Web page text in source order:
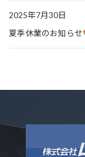
2025年7月30日
夏季休業のお知らせ